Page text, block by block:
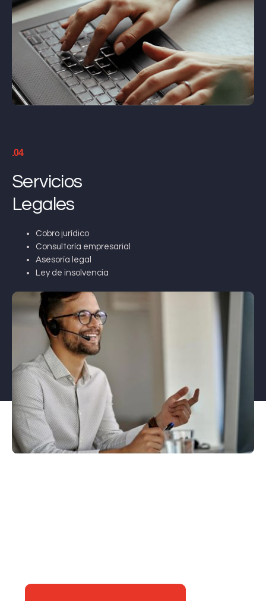
.04
Servicios
Legales
Cobro jurídico
Consultoría empresarial
Asesoría legal
Ley de insolvencia